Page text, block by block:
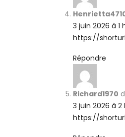
3 juin 2026 à 1
https://
Répondre
Richard1970
3 juin 2026 à
https://